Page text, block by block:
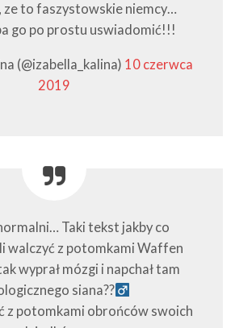
ze to faszystowskie niemcy…
go po prostu uswiadomić!!!
(@izabella_kalina) 10 czerwca
2019
Taki tekst jakby co
walczyć z potomkami Waffen
wyprał mózgi i napchał tam
siana??‍
z potomkami obrońców swoich